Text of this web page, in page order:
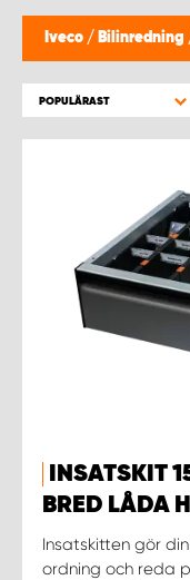
Iveco / Bilinredning
POPULÄRAST
INSATSKIT
BRED LÅDA
Insatskitten gör
ordning och reda
WORK SYSTEM KARLSTAD
WORK SYSTEM KIRUNA
WORK SYSTEM
WORK SYSTEM
WORK SYSTEM SKELLEFTEÅ